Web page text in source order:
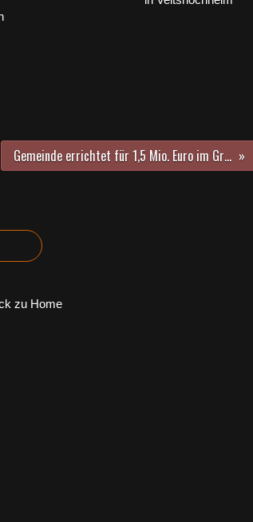
Gemeinde errichtet für 1,5 Mio. Euro im Grünkeil der Gartensiedlung Neubau mit Kinderkrippe im EG und Kindergartengruppe im OG mit Verbindungsgang zum Kuratie-Kindergarten
zu Home